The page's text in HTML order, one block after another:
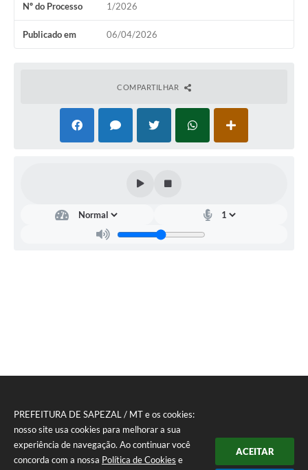
PREFEITURA DE SAPEZAL / MT e os cookies:
nosso site usa cookies para melhorar a sua
experiência de navegação. Ao continuar você
concorda com a nossa Política de Cookies e
ACEITAR
Nº do Processo 1/2026
Publicado em 06/04/2026
COMPARTILHAR